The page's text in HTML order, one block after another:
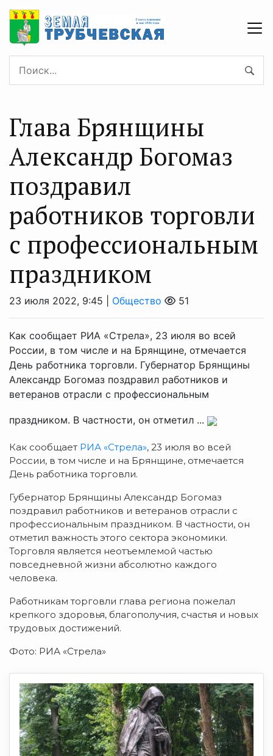
Глава Брянщины
Александр Богомаз
поздравил
работников торговли
с профессиональным
праздником
23 июля 2022, 9:45 | Общество 51
Как сообщает РИА «Стрела», 23 июля во всей
России, в том числе и на Брянщине, отмечается
День работника торговли. Губернатор Брянщины
Александр Богомаз поздравил работников и
ветеранов отрасли с профессиональным
праздником. В частности, он отметил ...
Как сообщает РИА «Стрела», 23 июля во всей
России, в том числе и на Брянщине, отмечается
День работника торговли.
Губернатор Брянщины Александр Богомаз
поздравил работников и ветеранов отрасли с
профессиональным праздником. В частности, он
отметил важность этого сектора экономики.
Торговля является неотъемлемой частью
повседневной жизни абсолютно каждого
человека.
Работникам торговли глава региона пожелал
крепкого здоровья, благополучия, счастья и новых
трудовых достижений.
Фото: РИА «Стрела»